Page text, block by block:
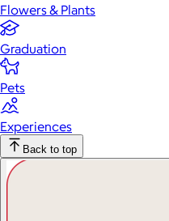
Flowers & Plants
Graduation
Pets
Experiences
Back to top